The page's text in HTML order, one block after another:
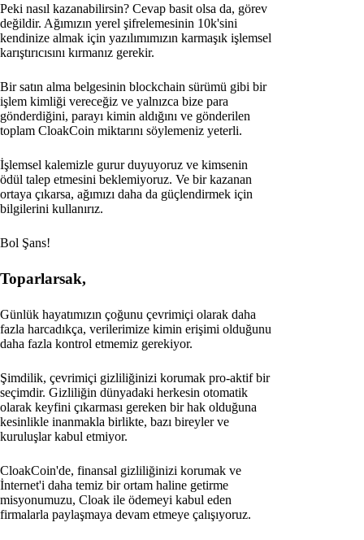
Peki nasıl kazanabilirsin? Cevap basit olsa da, görev
değildir. Ağımızın yerel şifrelemesinin 10k'sini
kendinize almak için yazılımımızın karmaşık işlemsel
karıştırıcısını kırmanız gerekir.
Bir satın alma belgesinin blockchain sürümü gibi bir
işlem kimliği vereceğiz ve yalnızca bize para
gönderdiğini, parayı kimin aldığını ve gönderilen
toplam CloakCoin miktarını söylemeniz yeterli.
İşlemsel kalemizle gurur duyuyoruz ve kimsenin
ödül talep etmesini beklemiyoruz. Ve bir kazanan
ortaya çıkarsa, ağımızı daha da güçlendirmek için
bilgilerini kullanırız.
Bol Şans!
Toparlarsak,
Günlük hayatımızın çoğunu çevrimiçi olarak daha
fazla harcadıkça, verilerimize kimin erişimi olduğunu
daha fazla kontrol etmemiz gerekiyor.
Şimdilik, çevrimiçi gizliliğinizi korumak pro-aktif bir
seçimdir. Gizliliğin dünyadaki herkesin otomatik
olarak keyfini çıkarması gereken bir hak olduğuna
kesinlikle inanmakla birlikte, bazı bireyler ve
kuruluşlar kabul etmiyor.
CloakCoin'de, finansal gizliliğinizi korumak ve
İnternet'i daha temiz bir ortam haline getirme
misyonumuzu, Cloak ile ödemeyi kabul eden
firmalarla paylaşmaya devam etmeye çalışıyoruz.